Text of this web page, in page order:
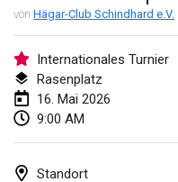
von Hägar-Club Schindhard e.V.
Internationales Turnier
Rasenplatz
16. Mai 2026
9:00 AM
Standort
Winterkubb
25. Jan. 2026|Belgien
März 2026
Winter Kubb Mött